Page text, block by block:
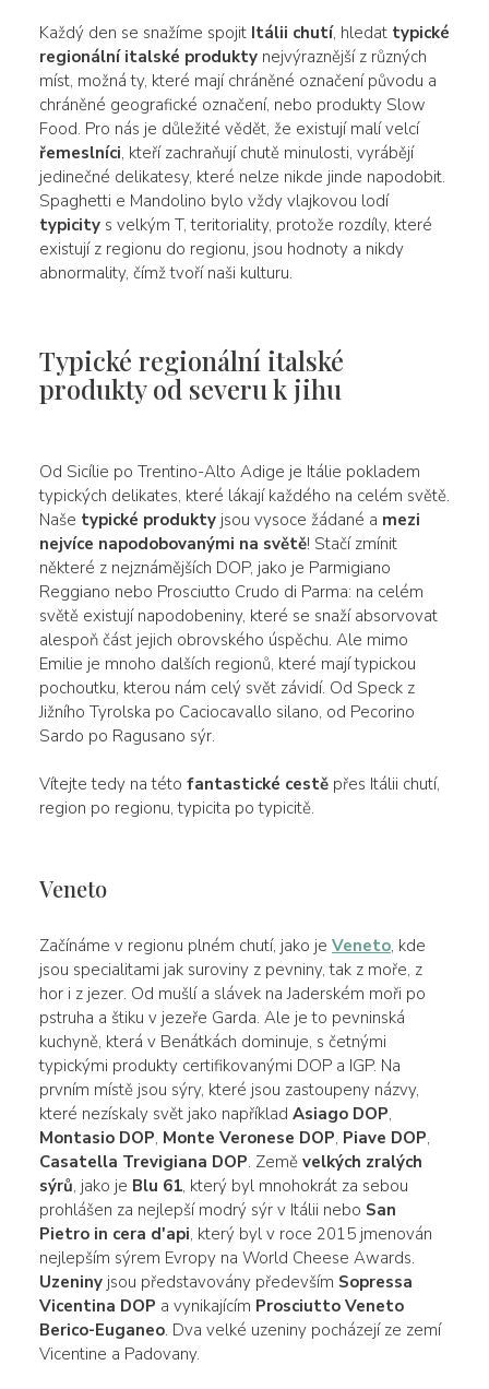
Každý den se snažíme spojit Itálii chutí, hledat typické
regionální italské produktynejvýraznější z různých
míst, možná ty, které mají chráněné označení původu a
chráněné geografické označení, nebo produkty Slow
Food. Pro nás je důležité vědět, že existují malí velcí
řemeslníci, kteří zachraňují chutě minulosti, vyrábějí
jedinečné delikatesy, které nelze nikde jinde napodobit.
Spaghetti e Mandolino bylo vždy vlajkovou lodí
typicitys velkým T, teritoriality, protože rozdíly, které
existují z regionu do regionu, jsou hodnoty a nikdy
abnormality, čímž tvoří naši kulturu.
Typické regionální italské
produkty od severu k jihu
Od Sicílie po Trentino-Alto Adige je Itálie pokladem
typických delikates, které lákají každého na celém světě.
Naše typické produktyjsou vysoce žádané a mezi
nejvíce napodobovanými na světě! Stačí zmínit
některé z nejznámějších DOP, jako je Parmigiano
Reggiano nebo Prosciutto Crudo di Parma: na celém
světě existují napodobeniny, které se snaží absorvovat
alespoň část jejich obrovského úspěchu. Ale mimo
Emilie je mnoho dalších regionů, které mají typickou
pochoutku, kterou nám celý svět závidí. Od Speck z
Jižního Tyrolska po Caciocavallo silano, od Pecorino
Sardo po Ragusano sýr.
Vítejte tedy na této fantastické cestěpřes Itálii chutí,
region po regionu, typicita po typicitě.
Veneto
Začínáme v regionu plném chutí, jako je Veneto, kde
jsou specialitami jak suroviny z pevniny, tak z moře, z
hor i z jezer. Od mušlí a slávek na Jaderském moři po
pstruha a štiku v jezeře Garda. Ale je to pevninská
kuchyně, která v Benátkách dominuje, s četnými
typickými produkty certifikovanými DOP a IGP. Na
prvním místě jsou sýry, které jsou zastoupeny názvy,
které nezískaly svět jako například Asiago DOP,
Montasio DOP, Monte Veronese DOP, Piave DOP,
Casatella Trevigiana DOP. Země velkých zralých
sýrů, jako je Blu 61, který byl mnohokrát za sebou
prohlášen za nejlepší modrý sýr v Itálii nebo San
Pietro in cera d'api, který byl v roce 2015 jmenován
nejlepším sýrem Evropy na World Cheese Awards.
Uzeninyjsou představovány především Sopressa
Vicentina DOP a vynikajícím Prosciutto Veneto
Berico-Euganeo. Dva velké uzeniny pocházejí ze zemí
Vicentine a Padovany.